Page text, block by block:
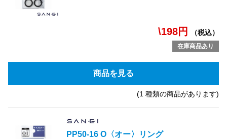
\198円 （税込）
在庫商品あり
商品を見る
(1 種類の商品があります)
PP50-16 O〈オー〉リング